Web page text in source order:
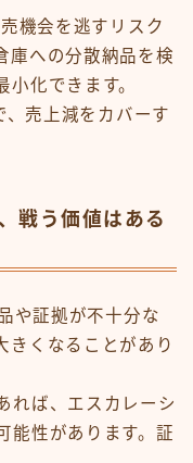
機会を逃すリスク
庫への分散納品を検
化できます。
売上減をカバーす
戦う価値はある
や証拠が不十分な
きくなることがあり
れば、エスカレーシ
能性があります。証